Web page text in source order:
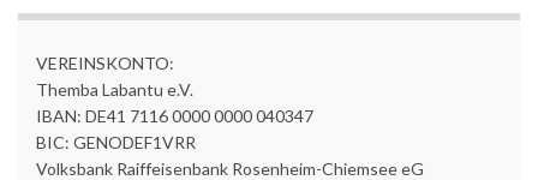
VEREINSKONTO:
Themba Labantu e.V.
IBAN: DE41 7116 0000 0000 040347
BIC: GENODEF1VRR
Volksbank Raiffeisenbank Rosenheim-Chiemsee eG